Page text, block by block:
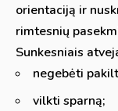
orientaciją ir
rimtesnių
Sunkesniais
negebėti
vilkti sparną;